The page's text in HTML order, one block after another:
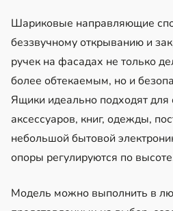
Шариковые направляющие
беззвучному открыванию и
ручек на фасадах не только
более обтекаемым, но и
Ящики идеально подходят для
аксессуаров, книг, одежды,
небольшой бытовой
опоры регулируются по
Модель можно выполнить в